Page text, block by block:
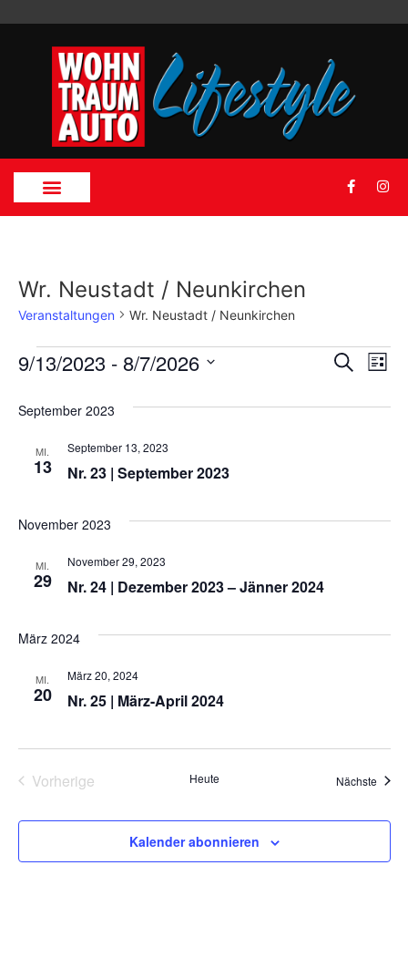
Wr. Neustadt / Neunkirchen
Veranstaltungen Wr. Neustadt / Neunkirchen
SucheListe
9/13/2023 - 8/7/2026
September 2023
MI.
13 Nr. 23 | September 2023
September 13, 2023
November 2023
MI.
29 Nr. 24 | Dezember 2023 – Jänner 2024
November 29, 2023
März 2024
MI.
20 Nr. 25 | März-April 2024
März 20, 2024
VorherigeVeranstaltungenHeute Nächste
Kalender abonnieren